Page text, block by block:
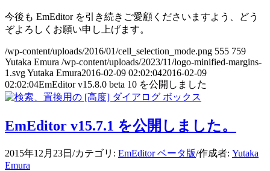
今後も EmEditor を引き続きご愛顧くださいますよう、どう
ぞよろしくお願い申し上げます。
/wp-content/uploads/2016/01/cell_selection_mode.png 555 759
Yutaka Emura /wp-content/uploads/2023/11/logo-minified-margins-
1.svgYutaka Emura2016-02-09 02:02:042016-02-09
02:02:04EmEditor v15.8.0 beta 10 を公開しました
EmEditor v15.7.1 を公開しました。
2015年12月23日 /カテゴリ: EmEditor ベータ版/作成者: Yutaka
Emura